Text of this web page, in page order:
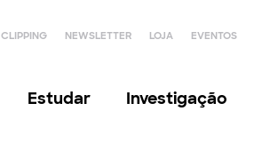
CLIPPING NEWSLETTER LOJA EVENTOS
Estudar Investigação